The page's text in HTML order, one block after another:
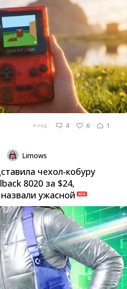
4 нед 4 6 1
Limows
чехол-кобуру
8020 за $24,
ужасной